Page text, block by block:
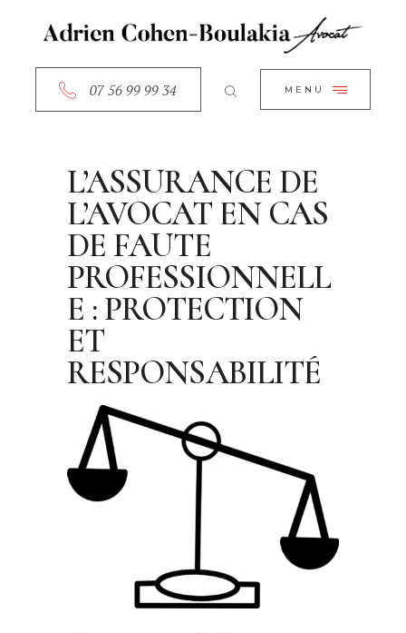
07 56 99 99 34 MENU
CLOSE
ACCUEIL
SERVICES
CONTACT
L’ASSURANCE DE
L’AVOCAT EN CAS
DE FAUTE
PROFESSIONNELL
E : PROTECTION
ET
RESPONSABILITÉ